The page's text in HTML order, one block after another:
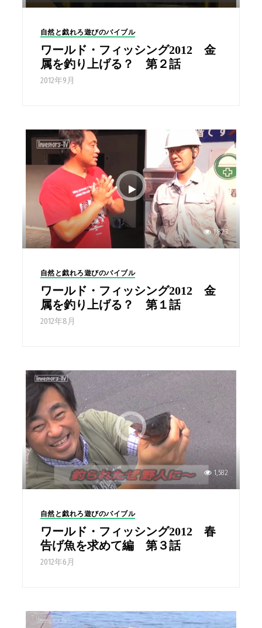
自然と戯れろ遊びのバイブル
ワールド・フィッシング2012 金
属を釣り上げる？ 第２話
2012年9月
1,823
自然と戯れろ遊びのバイブル
ワールド・フィッシング2012 金
属を釣り上げる？ 第１話
2012年8月
1,582
自然と戯れろ遊びのバイブル
ワールド・フィッシング2012 春
告げ魚を求めて編 第３話
2012年6月